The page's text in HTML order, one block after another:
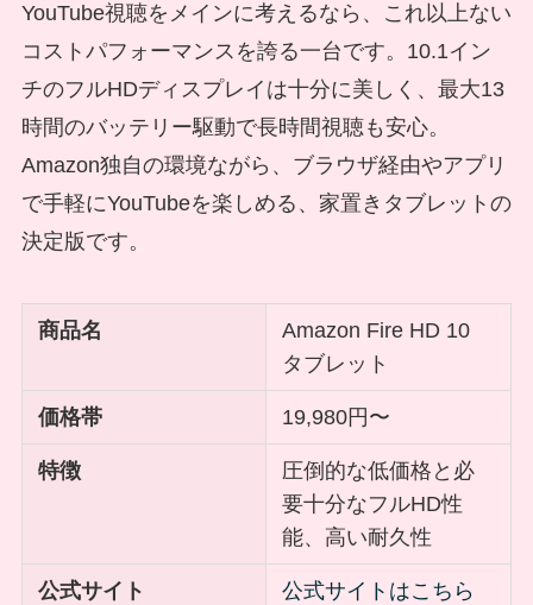
YouTube視聴をメインに考えるなら、これ以上ない
コストパフォーマンスを誇る一台です。10.1イン
チのフルHDディスプレイは十分に美しく、最大13
時間のバッテリー駆動で長時間視聴も安心。
Amazon独自の環境ながら、ブラウザ経由やアプリ
で手軽にYouTubeを楽しめる、家置きタブレットの
決定版です。
商品名
Amazon Fire HD 10
タブレット
価格帯 19,980円〜
特徴
圧倒的な低価格と必
要十分なフルHD性
能、高い耐久性
公式サイト 公式サイトはこちら